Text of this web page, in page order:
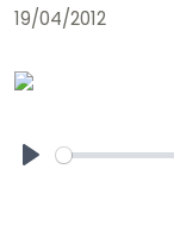
19/04/2012